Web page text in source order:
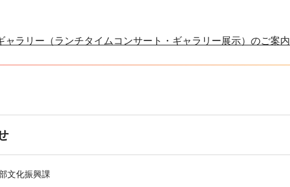
ャラリー（ランチタイムコンサート・ギャラリー展示）のご案内
文化振興課